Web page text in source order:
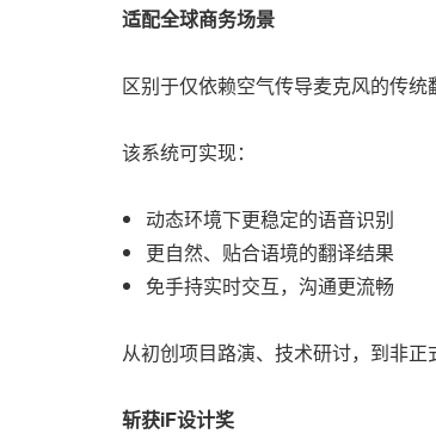
适配全球商务场景
区别于仅依赖空气传导麦克风的传
该系统可实现：
动态环境下更稳定的语音识别
更自然、贴合语境的翻译结果
免手持实时交互，沟通更流畅
从初创项目路演、技术研讨，到非正
斩获iF设计奖